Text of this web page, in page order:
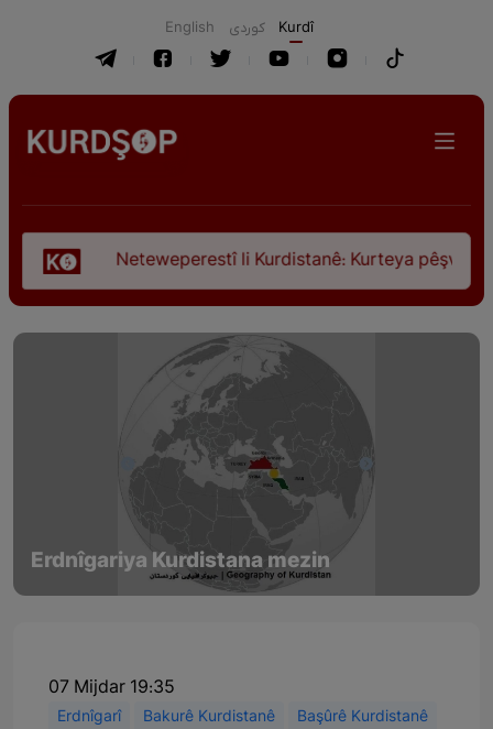
English كوردی Kurdî
Neteweperestî li Kurdistanê: Kurteya pêşveçûna dirokî û
Erdnîgariya Kurdistana mezin
07 Mijdar 19:35
Erdnîgarî Bakurê Kurdistanê
Başûrê Kurdistanê